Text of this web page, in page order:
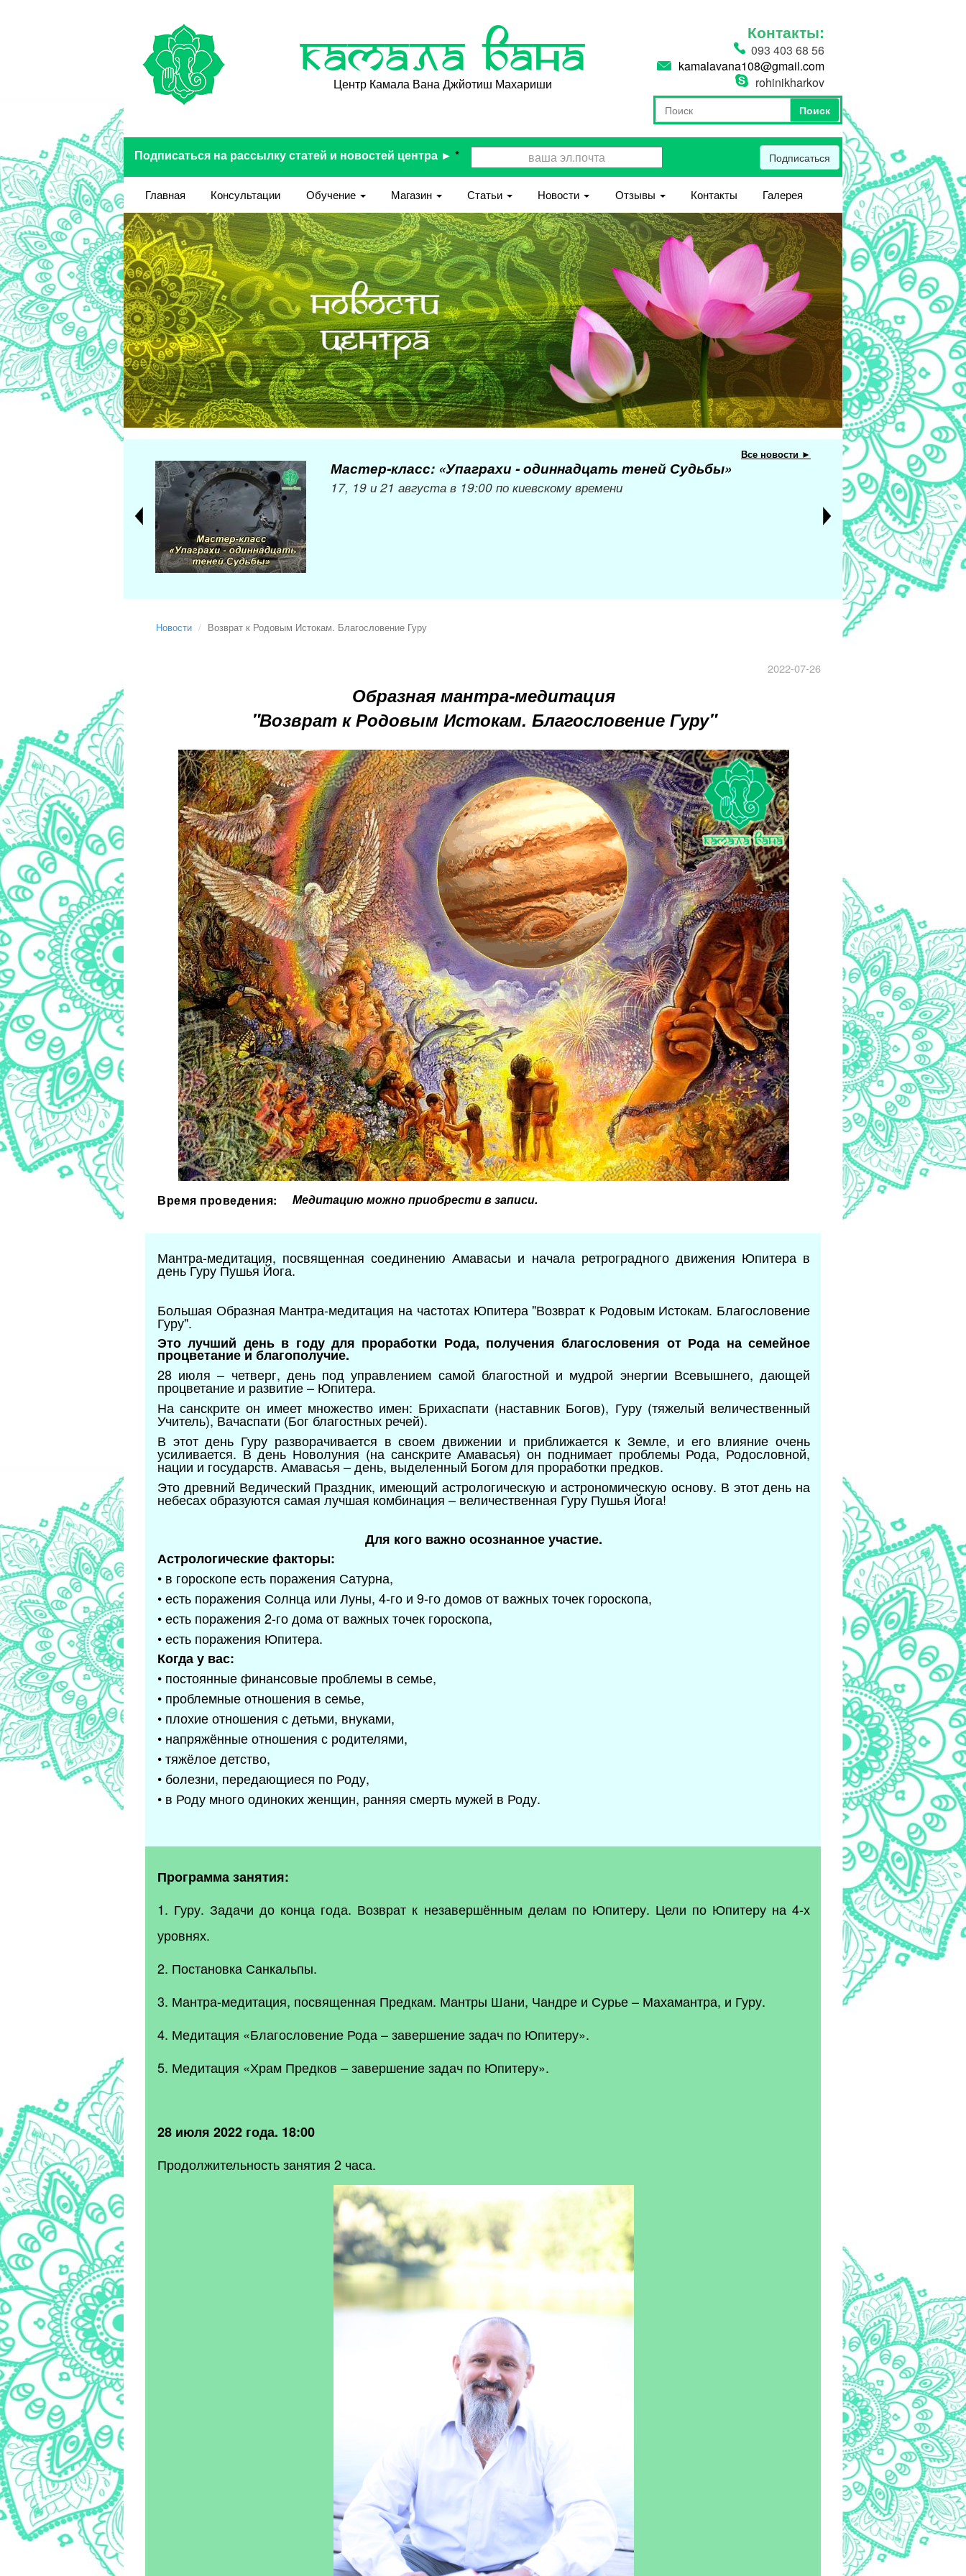
Камала Вана
Центр Камала Вана Джйотиш Махариши
Контакты:
093 403 68 56
kamalavana108@gmail.com
rohinikharkov
Форма поиска
Поиск
Поиск
Подписаться на рассылку статей и новостей центра ► * Подписаться
Главная Консультации Обучение Магазин Статьи Новости Отзывы Контакты Галерея
Все новости ►
Мастер-класс: «Упаграхи - одиннадцать теней Судьбы»
17, 19 и 21 августа в 19:00 по киевскому времени
Новости Возврат к Родовым Истокам. Благословение Гуру
2022-07-26
Образная мантра-медитация
"Возврат к Родовым Истокам. Благословение Гуру"
Время проведения: Медитацию можно приобрести в записи.
Мантра-медитация, посвященная соединению Амавасьи и начала ретроградного движения Юпитера в
день Гуру Пушья Йога.
Большая Образная Мантра-медитация на частотах Юпитера "Возврат к Родовым Истокам. Благословение
Гуру".
Это лучший день в году для проработки Рода, получения благословения от Рода на семейное
процветание и благополучие.
28 июля – четверг, день под управлением самой благостной и мудрой энергии Всевышнего, дающей
процветание и развитие – Юпитера.
На санскрите он имеет множество имен: Брихаспати (наставник Богов), Гуру (тяжелый величественный
Учитель), Вачаспати (Бог благостных речей).
В этот день Гуру разворачивается в своем движении и приближается к Земле, и его влияние очень
усиливается. В день Новолуния (на санскрите Амавасья) он поднимает проблемы Рода, Родословной,
нации и государств. Амавасья – день, выделенный Богом для проработки предков.
Это древний Ведический Праздник, имеющий астрологическую и астрономическую основу. В этот день на
небесах образуются самая лучшая комбинация – величественная Гуру Пушья Йога!
Для кого важно осознанное участие.
Астрологические факторы:
• в гороскопе есть поражения Сатурна,
• есть поражения Солнца или Луны, 4-го и 9-го домов от важных точек гороскопа,
• есть поражения 2-го дома от важных точек гороскопа,
• есть поражения Юпитера.
Когда у вас:
• постоянные финансовые проблемы в семье,
• проблемные отношения в семье,
• плохие отношения с детьми, внуками,
• напряжённые отношения с родителями,
• тяжёлое детство,
• болезни, передающиеся по Роду,
• в Роду много одиноких женщин, ранняя смерть мужей в Роду.
Программа занятия:
1. Гуру. Задачи до конца года. Возврат к незавершённым делам по Юпитеру. Цели по Юпитеру на 4-х
уровнях.
2. Постановка Санкальпы.
3. Мантра-медитация, посвященная Предкам. Мантры Шани, Чандре и Сурье – Махамантра, и Гуру.
4. Медитация «Благословение Рода – завершение задач по Юпитеру».
5. Медитация «Храм Предков – завершение задач по Юпитеру».
28 июля 2022 года. 18:00
Продолжительность занятия 2 часа.